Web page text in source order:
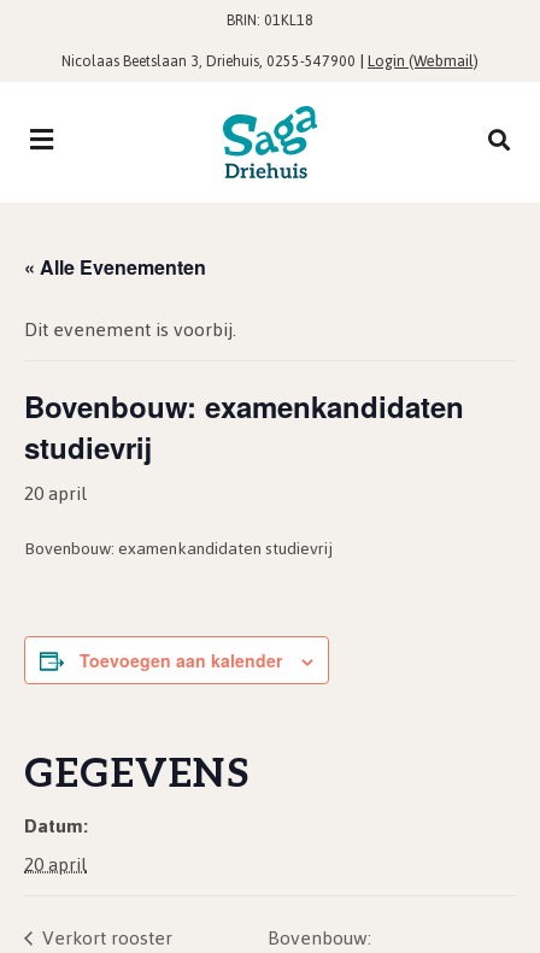
BRIN: 01KL18
Nicolaas Beetslaan 3, Driehuis, 0255-547900 |Login (Webmail)
« Alle Evenementen
Dit evenement is voorbij.
Bovenbouw: examenkandidaten
studievrij
20 april
Bovenbouw: examenkandidaten studievrij
Toevoegen aan kalender
GEGEVENS
Datum:
20 april
Verkort rooster
Bovenbouw: